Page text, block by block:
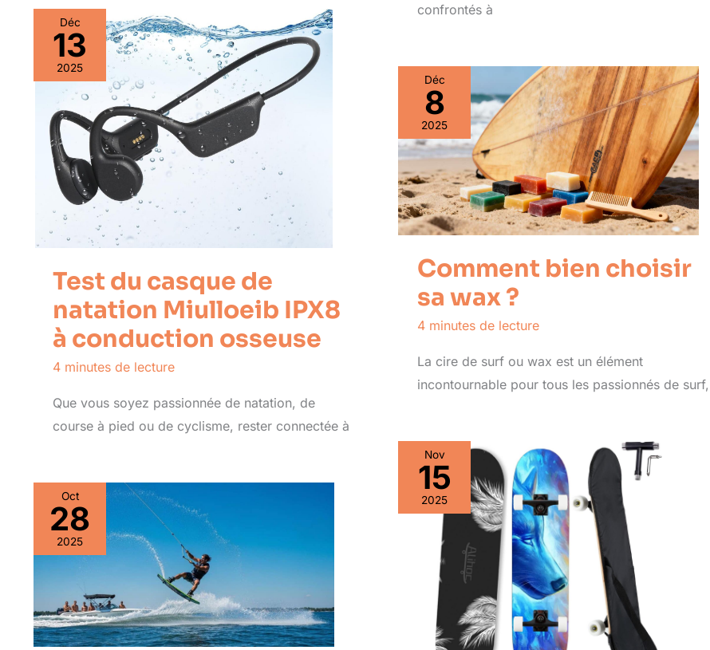
confrontés à
Déc
13
2025
Test du casque de
natation Miulloeib IPX8
à conduction osseuse
4 minutes de lecture
Que vous soyez passionnée de natation, de
course à pied ou de cyclisme, rester connectée à
Déc
8
2025
Comment bien choisir
sa wax ?
4 minutes de lecture
La cire de surf ou wax est un élément
incontournable pour tous les passionnés de surf,
Nov
15
2025
Oct
28
2025